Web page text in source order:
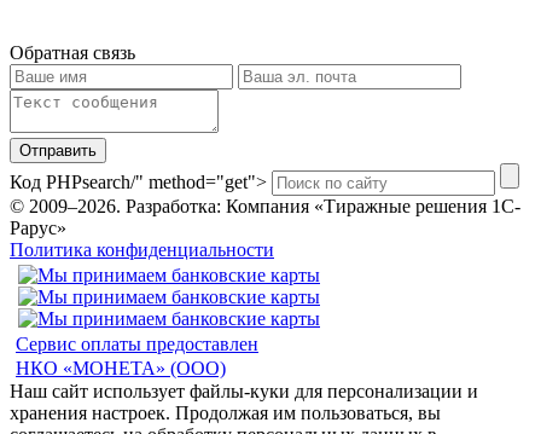
Обратная связь
Отправить
Код PHPsearch/" method="get">
© 2009–2026. Разработка: Компания «Тиражные решения 1С-
Рарус»
Политика конфиденциальности
Сервис оплаты предоставлен
НКО «МОНЕТА» (ООО)
Наш сайт использует файлы-куки для персонализации и
хранения настроек. Продолжая им пользоваться, вы